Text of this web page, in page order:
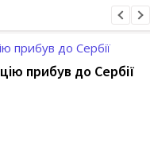
прибув до Сербії